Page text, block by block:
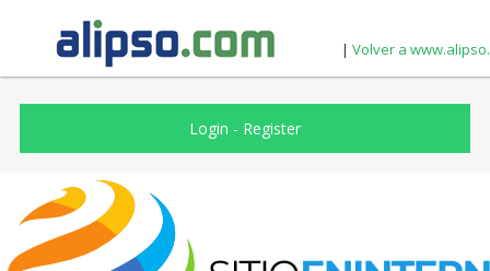
| Volver a
Login - Register